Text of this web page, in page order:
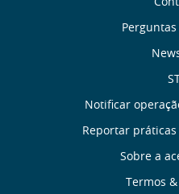
Notificar
Reportar
Sobre a
Termos